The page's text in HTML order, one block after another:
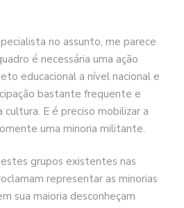
no assunto, me parece
é necessária uma ação
educacional a nível nacional e
bastante frequente e
E é preciso mobilizar a
uma minoria militante.
grupos existentes nas
representar as minorias
sua maioria desconheçam